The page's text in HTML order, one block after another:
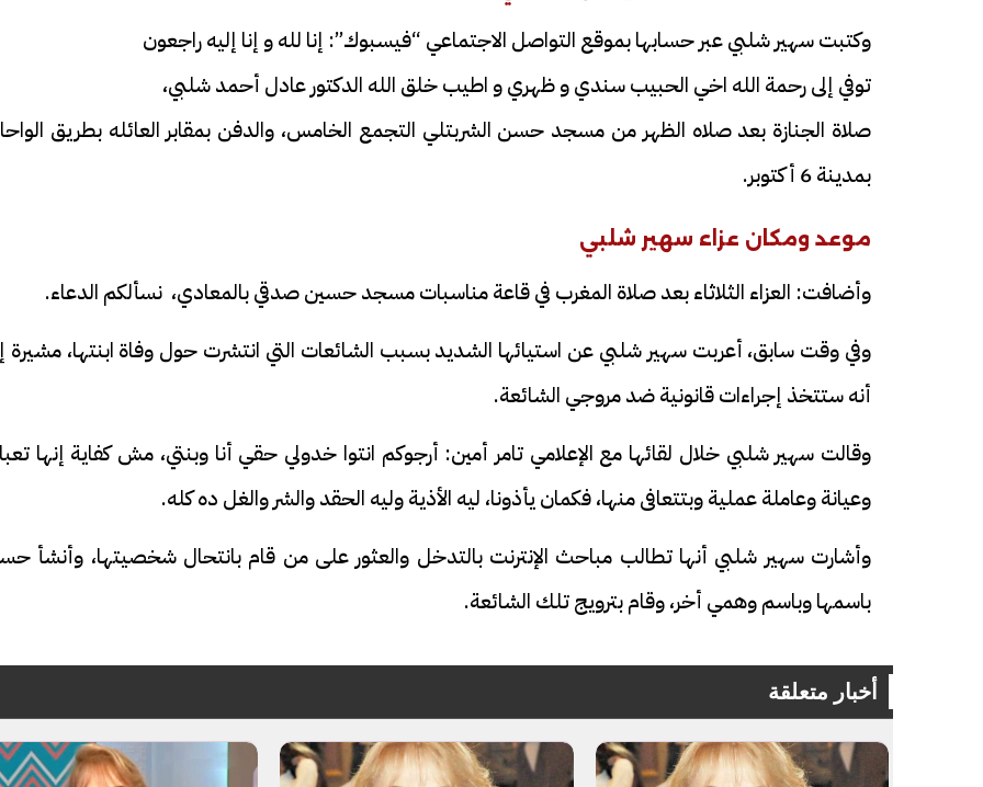
وكتبت سهير شلبي عبر حسابها بموقع التواصل الاجتماعي “فيسبوك”: إنا لله و إنا إليه راجعون
توفي إلى رحمة الله اخي الحبيب سندي و ظهري و اطيب خلق الله الدكتور عادل أحمد شلبي،
صلاة الجنازة بعد صلاه الظهر من مسجد حسن الشربتلي التجمع الخامس، والدفن بمقابر العائله بطريق
بمدينة 6 أكتوبر.
موعد ومكان عزاء سهير شلبي
وأضافت: العزاء الثلاثاء بعد صلاة المغرب في قاعة مناسبات مسجد حسين صدقي بالمعادي، نسألكم الدعاء.
وفي وقت سابق، أعربت سهير شلبي عن استيائها الشديد بسبب الشائعات التي انتشرت حول وفاة ابنتها، مشيرة
أنه ستتخذ إجراءات قانونية ضد مروجي الشائعة.
وقالت سهير شلبي خلال لقائها مع الإعلامي تامر أمين: أرجوكم انتوا خدولي حقي أنا وبنتي، مش كفاية إنها
وعيانة وعاملة عملية وبتتعافى منها، فكمان يأذونا، ليه الأذية وليه الحقد والشر والغل ده كله.
وأشارت سهير شلبي أنها تطالب مباحث الإنترنت بالتدخل والعثور على من قام بانتحال شخصيتها، وأنشأ
باسمها وباسم وهمي أخر، وقام بترويج تلك الشائعة.
أخبار متعلقة